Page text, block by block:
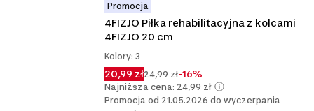
Promocja
4FIZJO Piłka rehabilitacyjna z kolcami
4FIZJO 20 cm
Kolory: 3
20,99 zł24,99 zł-16%
Najniższa cena: 24,99 zł
Promocja od 21.05.2026 do wyczerpania